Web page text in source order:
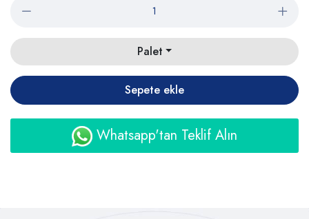
Palet
Sepete ekle
Whatsapp'tan Teklif Alın